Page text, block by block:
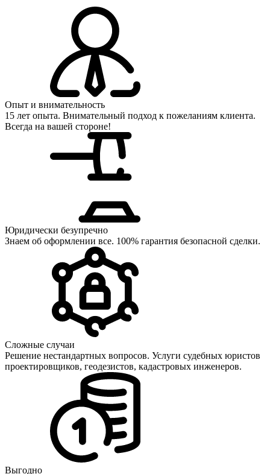
Опыт и внимательность
15 лет опыта. Внимательный подход к пожеланиям клиента.
Всегда на вашей стороне!
Юридически безупречно
Знаем об оформлении все. 100% гарантия безопасной сделки.
Сложные случаи
Решение нестандартных вопросов. Услуги судебных юристов
проектировщиков, геодезистов, кадастровых инженеров.
Выгодно